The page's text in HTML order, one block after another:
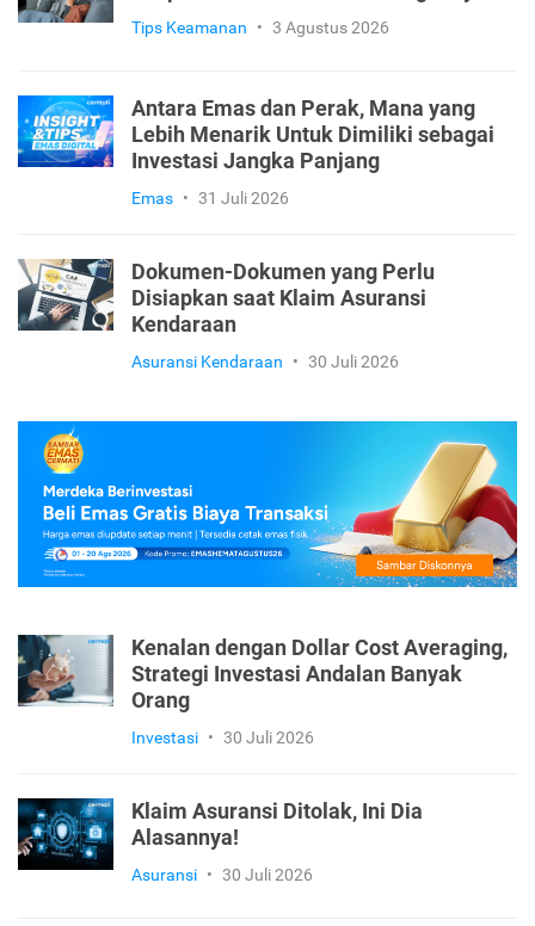
Tips Keamanan • 3 Agustus 2026
Antara Emas dan Perak, Mana yang
Lebih Menarik Untuk Dimiliki sebagai
Investasi Jangka Panjang
Emas • 31 Juli 2026
Dokumen-Dokumen yang Perlu
Disiapkan saat Klaim Asuransi
Kendaraan
Asuransi Kendaraan • 30 Juli 2026
Kenalan dengan Dollar Cost Averaging,
Strategi Investasi Andalan Banyak
Orang
Investasi • 30 Juli 2026
Klaim Asuransi Ditolak, Ini Dia
Alasannya!
Asuransi • 30 Juli 2026